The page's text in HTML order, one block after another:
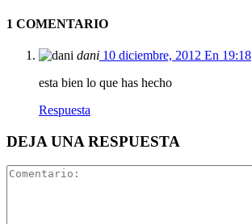
1 COMENTARIO
dani 10 diciembre, 2012 En 19:18
esta bien lo que has hecho
Respuesta
DEJA UNA RESPUESTA